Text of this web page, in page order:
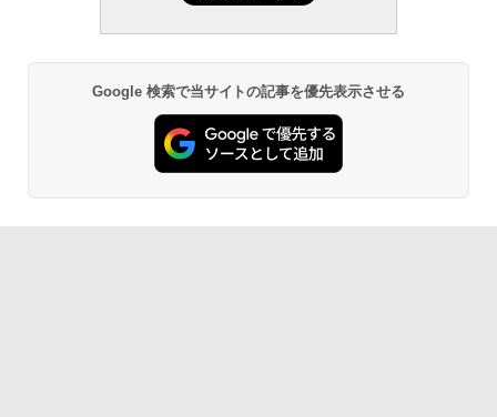
Google 検索で当サイトの記事を優先表示させる